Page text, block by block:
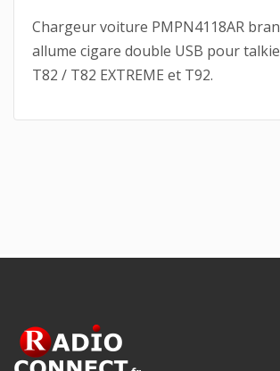
Chargeur voiture PMPN4118AR
allume cigare double USB pour
T82 / T82 EXTREME et T92.